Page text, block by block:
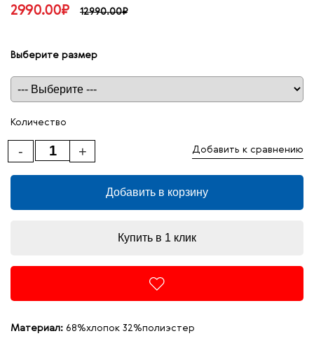
2990.00₽ 12990.00₽
Выберите размер
Таблица размеров
Количество
+
- Добавить к сравнению
Добавить в корзину
Купить в 1 клик
Материал: 68%хлопок 32%полиэстер